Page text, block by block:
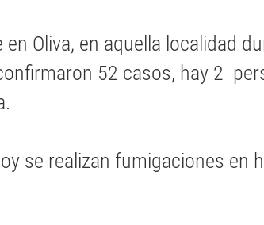
en Oliva, en aquella localidad
52 casos, hay 2
se realizan fumigaciones en